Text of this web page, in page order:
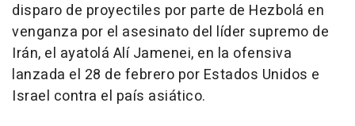
disparo de proyectiles por parte de Hezbolá en
venganza por el asesinato del líder supremo de
Irán, el ayatolá Alí Jamenei, en la ofensiva
lanzada el 28 de febrero por Estados Unidos e
Israel contra el país asiático.